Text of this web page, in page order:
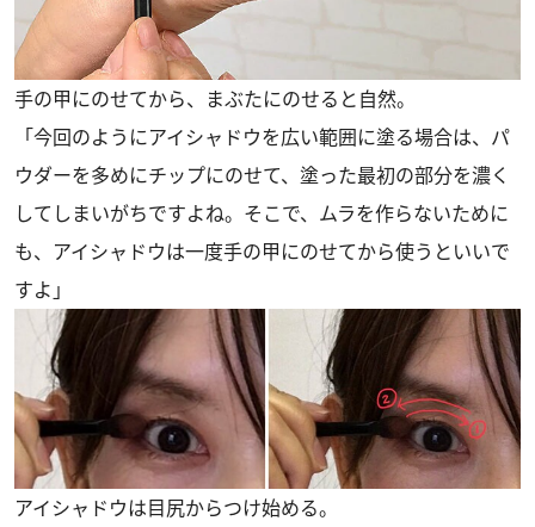
手の甲にのせてから、まぶたにのせると自然。
「今回のようにアイシャドウを広い範囲に塗る場合は、パ
ウダーを多めにチップにのせて、塗った最初の部分を濃く
してしまいがちですよね。そこで、ムラを作らないために
も、アイシャドウは一度手の甲にのせてから使うといいで
すよ」
アイシャドウは目尻からつけ始める。